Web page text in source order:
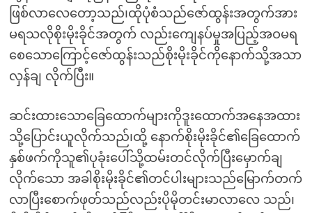
ဖြစ်လာလေတော့သည်၊ထိုပုံစံသည်ဇော်ထွန်းအတွက်အား
မရသလိုစိုးမိုးခိုင်အတွက် လည်းကျေနပ်မှုအပြည့်အဝမရ
စေသောကြောင့်ဇော်ထွန်းသည်စိုးမိုးခိုင်ကိုနောက်သို့အသာ
လှန်ချ လိုက်ပြီး။
ဆင်းထားသောခြေထောက်များကိုဒူးထောက်အနေအထား
သို့ပြောင်းယူလိုက်သည်၊ထို့ နောက်စိုးမိုးခိုင်၏ခြေထောက်
နှစ်ဖက်ကိုသူ၏ပုခုံးပေါ်သို့ထမ်းတင်လိုက်ပြီးမှောက်ချ
လိုက်သော အခါစိုးမိုးခိုင်၏တင်ပါးများသည်မြောက်တက်
လာပြီးစောက်ဖုတ်သည်လည်းပိုမိုတင်းမာလာလေ သည်၊